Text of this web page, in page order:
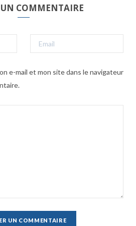
UN COMMENTAIRE
e-mail et mon site dans le navigateur